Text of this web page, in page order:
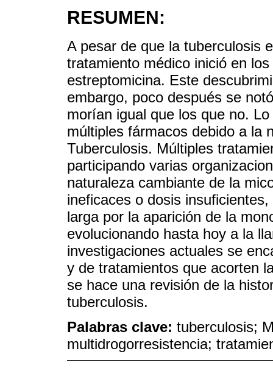
RESUMEN:
A pesar de que la tuberculosis
tratamiento médico inició en
estreptomicina. Este
embargo, poco después se
morían igual que los que no.
múltiples fármacos debido a la
Tuberculosis. Múltiples
participando varias
naturaleza cambiante de la
ineficaces o dosis
larga por la aparición de la
evolucionando hasta hoy a la
investigaciones actuales se
y de tratamientos que acorten
se hace una revisión de la
tuberculosis.
Palabras clave: tuberculosis;
multidrogorresistencia;